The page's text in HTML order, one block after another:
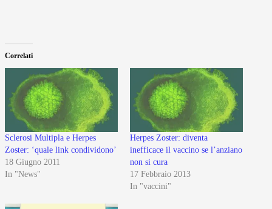
Correlati
Sclerosi Multipla e Herpes
Zoster: ‘quale link condividono’
18 Giugno 2011
In "News"
Herpes Zoster: diventa
inefficace il vaccino se l’anziano
non si cura
17 Febbraio 2013
In "vaccini"